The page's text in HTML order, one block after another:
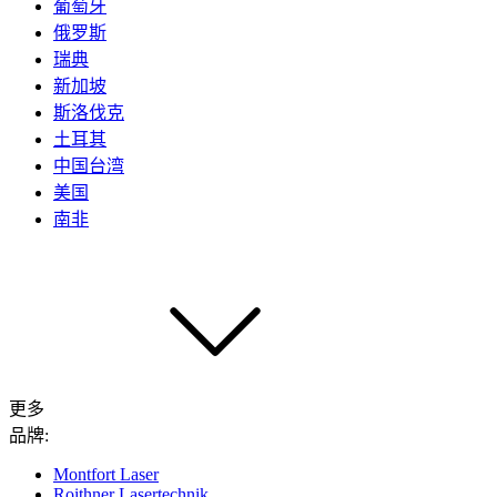
葡萄牙
俄罗斯
瑞典
新加坡
斯洛伐克
土耳其
中国台湾
美国
南非
更多
品牌:
Montfort Laser